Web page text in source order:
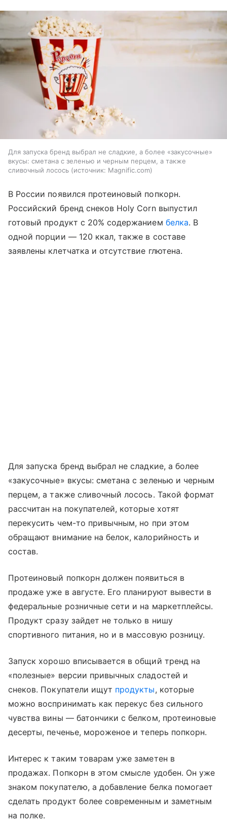
Для запуска бренд выбрал не сладкие, а более «закусочные»
вкусы: сметана с зеленью и черным перцем, а также
сливочный лосось
источник: Magnific.com
В России появился протеиновый попкорн.
Российский бренд снеков Holy Corn выпустил
готовый продукт с 20% содержанием белка. В
одной порции — 120 ккал, также в составе
заявлены клетчатка и отсутствие глютена.
Для запуска бренд выбрал не сладкие, а более
«закусочные» вкусы: сметана с зеленью и черным
перцем, а также сливочный лосось. Такой формат
рассчитан на покупателей, которые хотят
перекусить чем-то привычным, но при этом
обращают внимание на белок, калорийность и
состав.
Протеиновый попкорн должен появиться в
продаже уже в августе. Его планируют вывести в
федеральные розничные сети и на маркетплейсы.
Продукт сразу зайдет не только в нишу
спортивного питания, но и в массовую розницу.
Запуск хорошо вписывается в общий тренд на
«полезные» версии привычных сладостей и
снеков. Покупатели ищут продукты, которые
можно воспринимать как перекус без сильного
чувства вины — батончики с белком, протеиновые
десерты, печенье, мороженое и теперь попкорн.
Интерес к таким товарам уже заметен в
продажах. Попкорн в этом смысле удобен. Он уже
знаком покупателю, а добавление белка помогает
сделать продукт более современным и заметным
на полке.